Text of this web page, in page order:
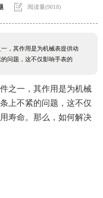
 阅读量(9018)
，其作用是为机械表提供动
问题，这不仅影响手表的
之一，其作用是为机械
上不紧的问题，这不仅
寿命。那么，如何解决